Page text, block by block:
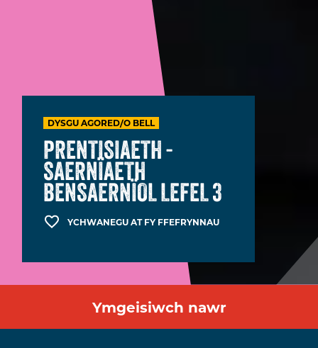
DYSGU AGORED/O BELL
PRENTISIAETH -
SAERNÏAETH
BENSAERNÏOL LEFEL 3
YCHWANEGU AT FY FFEFRYNNAU
Ymgeisiwch nawr